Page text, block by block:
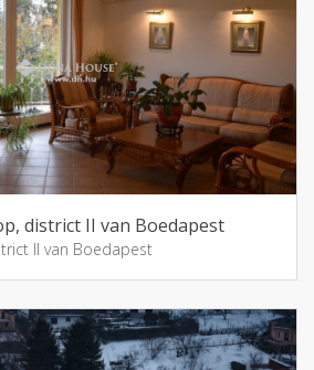
district II van Boedapest
II van Boedapest